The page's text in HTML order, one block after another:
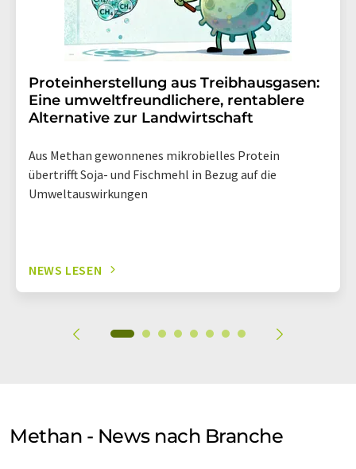
Proteinherstellung aus Treibhausgasen:
Eine umweltfreundlichere, rentablere
Alternative zur Landwirtschaft
Aus Methan gewonnenes mikrobielles Protein
übertrifft Soja- und Fischmehl in Bezug auf die
Umweltauswirkungen
NEWS LESEN
Methan - News nach Branche